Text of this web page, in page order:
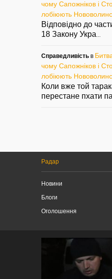
чому Сапожніков і
лобіюють
Відповідно до
18 Закону Укра...
Справедливість в
чому Сапожніков і
лобіюють
Коли вже той
перестане пхати
Радар
Новини
Блоги
Оголошення